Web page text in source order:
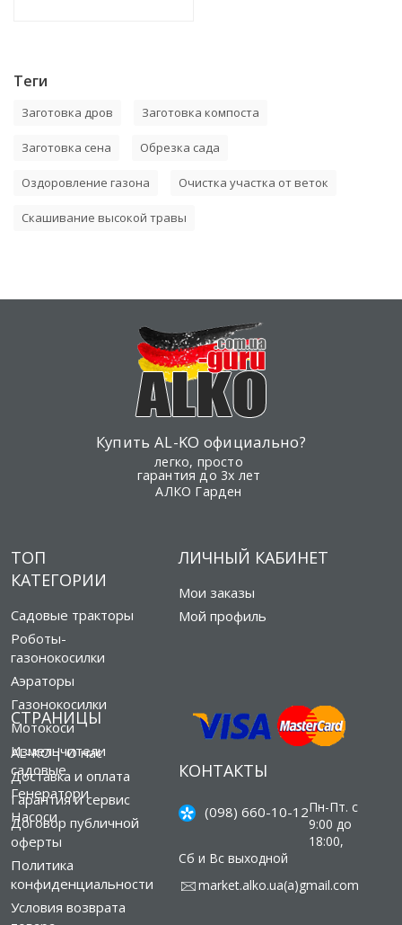
Теги
Заготовка дров Заготовка компоста
Заготовка сена Обрезка сада
Оздоровление газона Очистка участка от веток
Скашивание высокой травы
Купить AL-KO официально?
легко, просто
гарантия до 3х лет
АЛКО Гарден
ТОП
КАТЕГОРИИ
Садовые тракторы
Роботы-
газонокосилки
Аэраторы
Газонокосилки
Мотокоси
Измельчители
садовые
Генератори
Насоси
СТРАНИЦЫ
AL-KO | О нас
Доставка и оплата
Гарантия и сервис
Договор публичной
оферты
Политика
конфиденциальности
Условия возврата
ЛИЧНЫЙ КАБИНЕТ
Мои заказы
Мой профиль
КОНТАКТЫ
(098) 660-10-12Пн-Пт. с
9:00 до
18:00,
Сб и Вс выходной
market.alko.ua(а)gmail.com